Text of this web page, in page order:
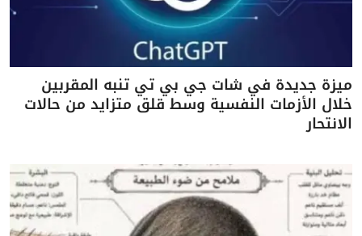
ميزة جديدة في شات جي بي تي تنبه المقربين
خلال الأزمات النفسية وسط قلق متزايد من حالات
الانتحار